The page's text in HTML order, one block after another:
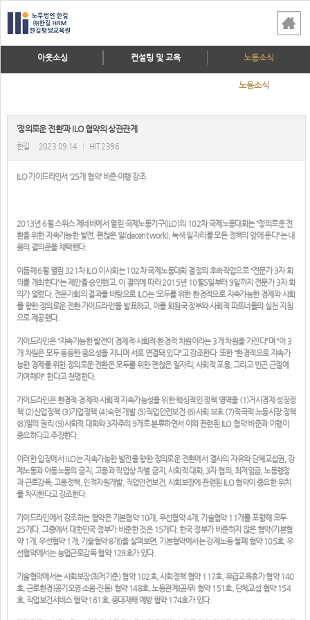
아웃소싱 컨설팅 및 교육 노동소식
노동소식
‘정의로운 전환’과 ILO 협약의 상관관계
한길 2023.09.14 HIT 2396
ILO 가이드라인서 ‘25개 협약’ 비준·이행 강조
2013년 6월 스위스 제네바에서 열린 국제노동기구(ILO)의 102차 국제노동대회는 “정의로운 전
환을 위한 지속가능한 발전, 괜찮은 일(decent work), 녹색 일자리를 모든 정책의 앞에 둔다”는 내
용의 결의문을 채택했다.
이듬해 6월 열린 321차 ILO 이사회는 102차 국제노동대회 결정의 후속작업으로 “전문가 3자 회
의를 개최한다”는 제안을 승인했고, 이 결의에 따라 2015년 10월5일부터 9일까지 전문가 3자 회
의가 열렸다. 전문가회의 결과를 바탕으로 ILO는 ‘모두를 위한 환경적으로 지속가능한 경제와 사회
를 향한 정의로운 전환 가이드라인’을 발표하고, 이를 회원국 정부와 사회적 파트너들의 실천 지침
으로 제공했다.
가이드라인은 “지속가능한 발전이 경제적·사회적·환경적 차원이라는 3개 차원을 가진다”며 “이 3
개 차원은 모두 동등한 중요성을 지니며 서로 연결돼 있다”고 강조한다. 또한 “환경적으로 지속가
능한 경제를 위한 정의로운 전환은 모두를 위한 괜찮은 일자리, 사회적 포용, 그리고 빈곤 근절에
기여해야” 한다고 천명한다.
가이드라인은 환경적·경제적·사회적 지속가능성을 위한 핵심적인 정책 영역을 (1)거시경제 성장정
책 (2)산업정책 (3)기업정책 (4)숙련 개발 (5)직업안전보건 (6)사회 보호 (7)적극적 노동시장 정책
(8)일의 권리 (9)사회적 대화와 3자주의 9개로 분류하면서 이와 관련된 ILO 협약 비준과 이행이
중요하다고 주장한다.
이러한 입장에서 ILO는 지속가능한 발전을 향한 정의로운 전환에서 결사의 자유와 단체교섭권, 강
제노동과 아동노동의 금지, 고용과 직업상 차별 금지, 사회적 대화, 3자 협의, 최저임금, 노동행정
과 근로감독, 고용정책, 인적자원개발, 직업안전보건, 사회보장에 관련된 ILO 협약이 중요한 위치
를 차지한다고 강조한다.
가이드라인에서 강조하는 협약은 기본협약 10개, 우선협약 4개, 기술협약 11개를 포함해 모두
25개다. 그중에서 대한민국 정부가 비준한 것은 15개다. 한국 정부가 비준하지 않은 협약(기본협
약 1개, 우선협약 1개, 기술협약 8개)을 살펴보면, 기본협약에서는 강제노동 철폐 협약 105호, 우
선협약에서는 농업근로감독 협약 129호가 있다.
기술협약에서는 사회보장(최저기준) 협약 102호, 사회정책 협약 117호, 유급교육휴가 협약 140
호, 근로환경(공기오염·소음·진동) 협약 148호, 노동관계(공무) 협약 151호, 단체교섭 협약 154
호, 직업보건서비스 협약 161호, 중대재해 예방 협약 174호가 있다.